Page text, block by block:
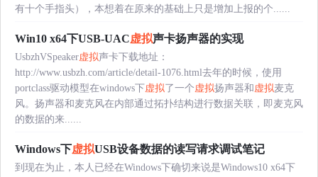
有十个手指头），本想着在原来的基础上只是增加上报的个......
Win10 x64下USB-UAC虚拟声卡扬声器的实现
UsbzhVSpeaker虚拟声卡下载地址：
http://www.usbzh.com/article/detail-1076.html去年的时候，使用
portclass驱动模型在windows下虚拟了一个虚拟扬声器和 虚拟麦克
风。扬声器和麦克风在内部通过拓扑结构进行数据关联，即麦克风
的数据的来......
Windows下虚拟USB设备数据的读写请求调试笔记
到现在为止，本人已经在Windows下确切来说是Windows10 x64下